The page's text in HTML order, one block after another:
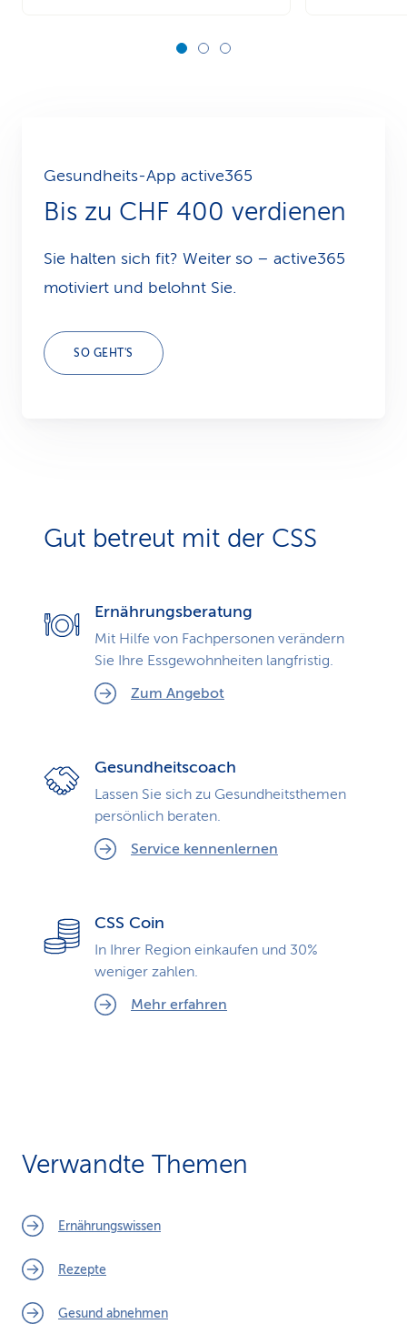
Gesundheits-App active365
Bis zu CHF 400 verdienen
Sie halten sich fit? Weiter so – active365
motiviert und belohnt Sie.
SO GEHT'S
Gut betreut mit der CSS
Ernährungsberatung
Mit Hilfe von Fachpersonen verändern
Sie Ihre Essgewohnheiten langfristig.
Zum Angebot
Gesundheitscoach
Lassen Sie sich zu Gesundheits­themen
persönlich beraten.
Service kennenlernen
CSS Coin
In Ihrer Region einkaufen und 30%
weniger zahlen.
Mehr erfahren
Verwandte Themen
Ernährungswissen
Rezepte
Gesund abnehmen